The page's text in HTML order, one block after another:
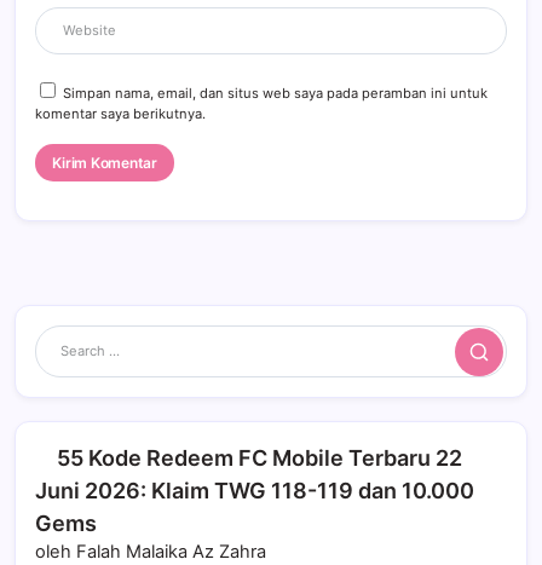
Simpan nama, email, dan situs web saya pada peramban ini untuk
komentar saya berikutnya.
Search
55 Kode Redeem FC Mobile Terbaru 22
Juni 2026: Klaim TWG 118-119 dan 10.000
Gems
oleh Falah Malaika Az Zahra